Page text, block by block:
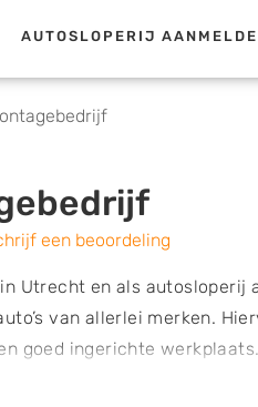
AUTOSLOPERIJ
een beoordeling
Utrecht en als autosloperij
van allerlei merken.
goed ingerichte werkplaats.
ARN (Auto Recycling